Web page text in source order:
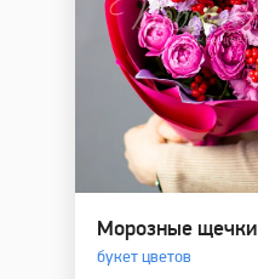
Морозные щечки
букет цветов